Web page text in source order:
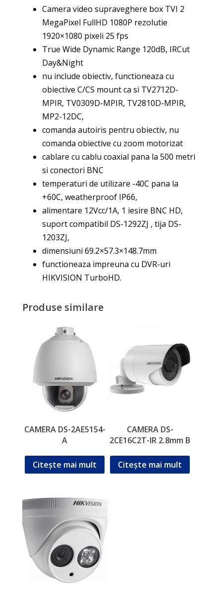
Camera video supraveghere box TVI 2
MegaPixel FullHD 1080P rezolutie
1920×1080 pixeli 25 fps
True Wide Dynamic Range 120dB, IRCut
Day&Night
nu include obiectiv, functioneaza cu
obiective C/CS mount ca si TV2712D-
MPIR, TV0309D-MPIR, TV2810D-MPIR,
MP2-12DC,
comanda autoiris pentru obiectiv, nu
comanda obiective cu zoom motorizat
cablare cu cablu coaxial pana la 500 metri
si conectori BNC
temperaturi de utilizare -40C pana la
+60C, weatherproof IP66,
alimentare 12Vcc/1A, 1 iesire BNC HD,
suport compatibil DS-1292ZJ , tija DS-
1203ZJ,
dimensiuni 69.2×57.3×148.7mm
functioneaza impreuna cu DVR-uri
HIKVISION TurboHD.
Produse similare
CAMERA DS-2AE5154-
A
Citește mai mult
CAMERA DS-
2CE16C2T-IR 2.8mm B
Citește mai mult